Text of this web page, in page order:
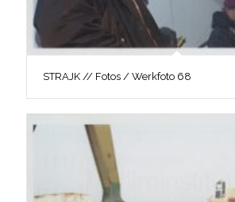
STRAJK // Fotos / Werkfoto 68